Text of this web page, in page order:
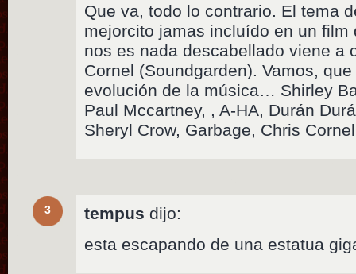
Que va, todo lo contrario. El tema
mejorcito jamas incluído en un film
nos es nada descabellado viene a
Cornel (Soundgarden). Vamos,
evolución de la música… Shirley
Paul Mccartney, , A-HA, Durán
Sheryl Crow, Garbage, Chris
3 tempus dijo:
esta escapando de una estatua